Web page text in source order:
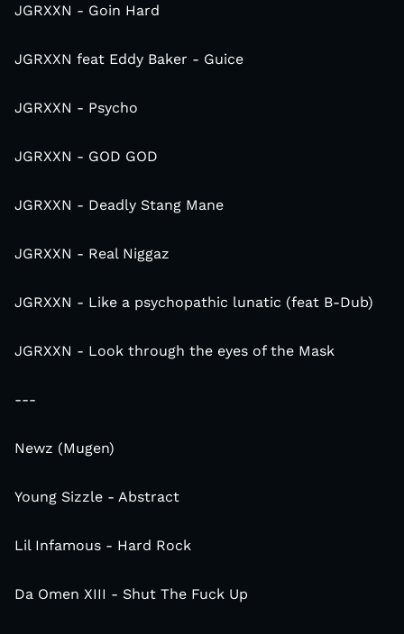
JGRXXN - Goin Hard
JGRXXN feat Eddy Baker - Guice
JGRXXN - Psycho
JGRXXN - GOD GOD
JGRXXN - Deadly Stang Mane
JGRXXN - Real Niggaz
JGRXXN - Like a psychopathic lunatic (feat B-Dub)
JGRXXN - Look through the eyes of the Mask
---
Newz (Mugen)
Young Sizzle - Abstract
Lil Infamous - Hard Rock
Da Omen XIII - Shut The Fuck Up